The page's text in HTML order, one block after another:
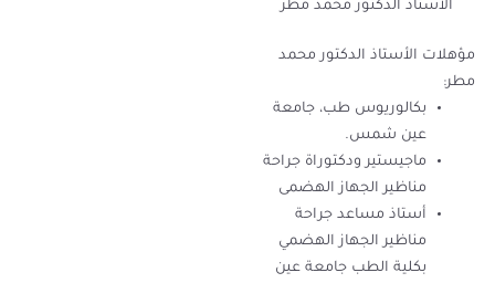
الأستاذ الدكتور محمد مطر
مؤهلات الأستاذ الدكتور محمد
مطر:
بكالوريوس طب، جامعة
عين شمس.
ماجيستير ودكتوراة جراحة
مناظير الجهاز الهضمى
أستاذ مساعد جراحة
مناظير الجهاز الهضمي
بكلية الطب جامعة عين